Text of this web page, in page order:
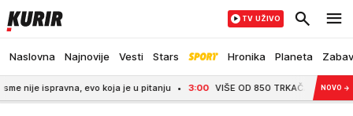
Naslovna Najnovije Vesti Stars Hronika Planeta
TV UŽIVO
ispravna, evo koja je u pitanju 3:00 VIŠE OD 850 TRKAČA U SREMSKOJ
NOVO →